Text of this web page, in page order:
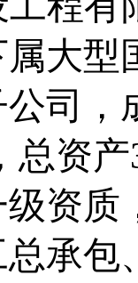
大型
司
总资
级资质
承包